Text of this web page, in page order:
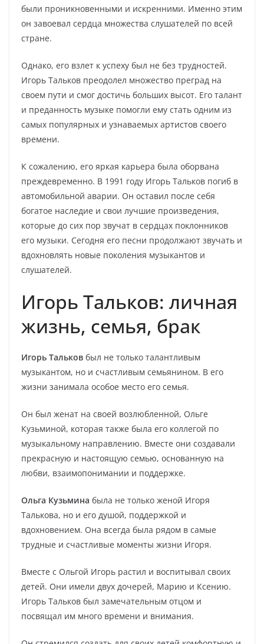
были проникновенными и искренними. Именно этим
он завоевал сердца множества слушателей по всей
стране.
Однако, его взлет к успеху был не без трудностей.
Игорь Тальков преодолел множество преград на
своем пути и смог достичь больших высот. Его талант
и преданность музыке помогли ему стать одним из
самых популярных и узнаваемых артистов своего
времени.
К сожалению, его яркая карьера была оборвана
преждевременно. В 1991 году Игорь Тальков погиб в
автомобильной аварии. Он оставил после себя
богатое наследие и свои лучшие произведения,
которые до сих пор звучат в сердцах поклонников
его музыки. Сегодня его песни продолжают звучать и
вдохновлять новые поколения музыкантов и
слушателей.
Игорь Тальков: личная
жизнь, семья, брак
Игорь Тальков был не только талантливым
музыкантом, но и счастливым семьянином. В его
жизни занимала особое место его семья.
Он был женат на своей возлюбленной, Ольге
Кузьминой, которая также была его коллегой по
музыкальному направлению. Вместе они создавали
прекрасную и настоящую семью, основанную на
любви, взаимопонимании и поддержке.
Ольга Кузьмина была не только женой Игоря
Талькова, но и его душой, поддержкой и
вдохновением. Она всегда была рядом в самые
трудные и счастливые моменты жизни Игоря.
Вместе с Ольгой Игорь растил и воспитывал своих
детей. Они имели двух дочерей, Марию и Ксению.
Игорь Тальков был замечательным отцом и
посвящал им много времени и внимания.